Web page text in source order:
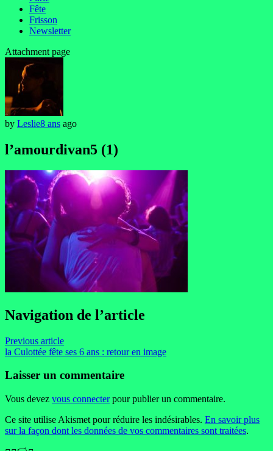
Fête
Frisson
Newsletter
Attachment page
by Leslie8 ans ago
l’amourdivan5 (1)
Navigation de l’article
Previous article
la Culottée fête ses 6 ans : retour en image
Laisser un commentaire
Vous devez vous connecterpour publier un commentaire.
Ce site utilise Akismet pour réduire les indésirables. En savoir plus
sur la façon dont les données de vos commentaires sont traitées.